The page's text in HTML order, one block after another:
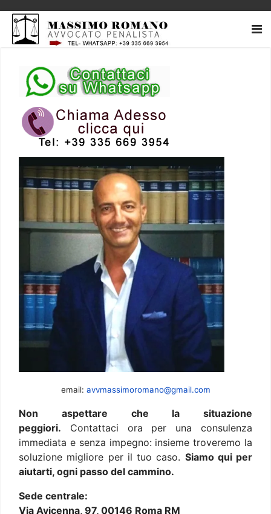
email: avvmassimoromano@gmail.com
Non aspettare che la situazione
peggiori. Contattaci ora per una consulenza
immediata e senza impegno: insieme troveremo la
soluzione migliore per il tuo caso. Siamo qui per
aiutarti, ogni passo del cammino.
Sede centrale:
Via Avicenna, 97, 00146 Roma RM